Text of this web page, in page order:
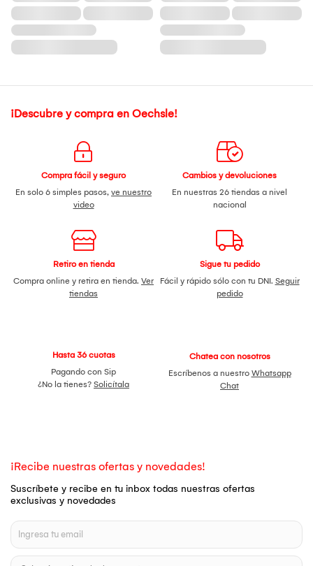
¡Descubre y compra en Oechsle!
Compra fácil y seguro
En solo 6 simples pasos, ve nuestro
video
Cambios y devoluciones
En nuestras 26 tiendas a nivel
nacional
Retiro en tienda
Compra online y retira en tienda. Ver
tiendas
Sigue tu pedido
Fácil y rápido sólo con tu DNI. Seguir
pedido
Hasta 36 cuotas
Pagando con Sip
¿No la tienes? Solicítala
Chatea con nosotros
Escríbenos a nuestro Whatsapp
Chat
¡Recibe nuestras ofertas y novedades!
Suscríbete y recibe en tu inbox todas nuestras ofertas
exclusivas y novedades